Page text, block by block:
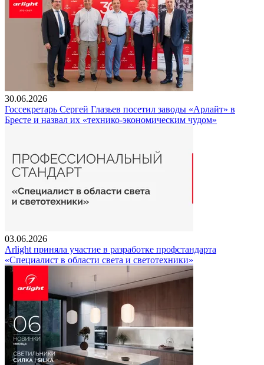
30.06.2026
Госсекретарь Сергей Глазьев посетил заводы «Арлайт» в
Бресте и назвал их «технико-экономическим чудом»
03.06.2026
Arlight приняла участие в разработке профстандарта
«Специалист в области света и светотехники»